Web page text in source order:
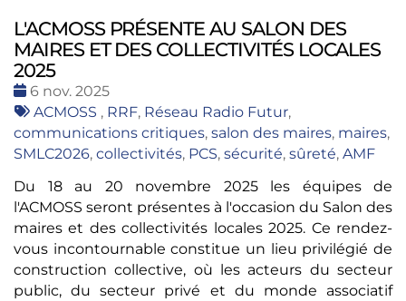
L'ACMOSS PRÉSENTE AU SALON DES
MAIRES ET DES COLLECTIVITÉS LOCALES
2025
Date
:
6 nov. 2025
Tags
:
ACMOSS , RRF, Réseau Radio Futur,
communications critiques, salon des maires, maires,
SMLC2026, collectivités, PCS, sécurité, sûreté, AMF
Du 18 au 20 novembre 2025 les équipes de
l'ACMOSS seront présentes à l'occasion du Salon des
maires et des collectivités locales 2025. Ce rendez-
vous incontournable constitue un lieu privilégié de
construction collective, où les acteurs du secteur
public, du secteur privé et du monde associatif